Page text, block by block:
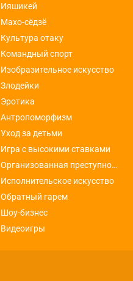
Ияшикей
Махо-сёдзё
Культура отаку
Командный спорт
Изобразительное искусство
Злодейки
Эротика
Антропоморфизм
Уход за детьми
Игра с высокими ставками
Организованная преступность
Исполнительское искусство
Обратный гарем
Шоу-бизнес
Видеоигры